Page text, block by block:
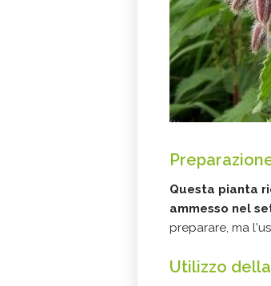
Questa pianta
ammesso nel
preparare, ma
Utilizzo